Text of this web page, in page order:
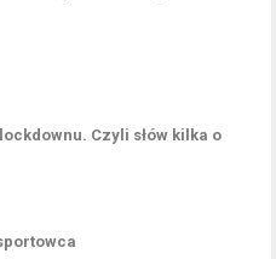
Czyli słów kilka o